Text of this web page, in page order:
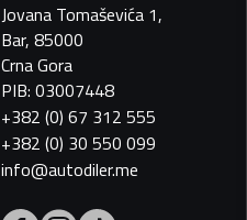
Jovana Tomaševića 1,
Bar, 85000
Crna Gora
PIB: 03007448
+382 (0) 67 312 555
+382 (0) 30 550 099
info@autodiler.me